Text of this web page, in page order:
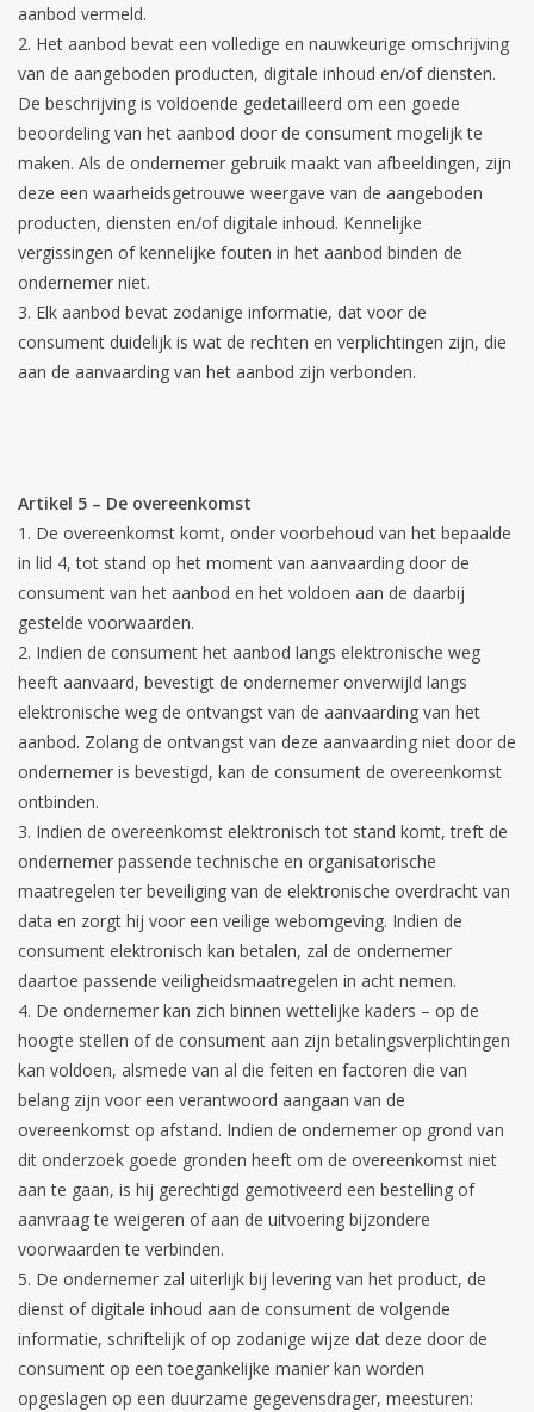
aanbod vermeld.
Het aanbod bevat een volledige en nauwkeurige omschrijving
van de aangeboden producten, digitale inhoud en/of diensten.
De beschrijving is voldoende gedetailleerd om een goede
beoordeling van het aanbod door de consument mogelijk te
maken. Als de ondernemer gebruik maakt van afbeeldingen, zijn
deze een waarheidsgetrouwe weergave van de aangeboden
producten, diensten en/of digitale inhoud. Kennelijke
vergissingen of kennelijke fouten in het aanbod binden de
ondernemer niet.
Elk aanbod bevat zodanige informatie, dat voor de
consument duidelijk is wat de rechten en verplichtingen zijn, die
aan de aanvaarding van het aanbod zijn verbonden.
Artikel 5 – De overeenkomst
De overeenkomst komt, onder voorbehoud van het bepaalde
in lid 4, tot stand op het moment van aanvaarding door de
consument van het aanbod en het voldoen aan de daarbij
gestelde voorwaarden.
Indien de consument het aanbod langs elektronische weg
heeft aanvaard, bevestigt de ondernemer onverwijld langs
elektronische weg de ontvangst van de aanvaarding van het
aanbod. Zolang de ontvangst van deze aanvaarding niet door de
ondernemer is bevestigd, kan de consument de overeenkomst
ontbinden.
Indien de overeenkomst elektronisch tot stand komt, treft de
ondernemer passende technische en organisatorische
maatregelen ter beveiliging van de elektronische overdracht van
data en zorgt hij voor een veilige webomgeving. Indien de
consument elektronisch kan betalen, zal de ondernemer
daartoe passende veiligheidsmaatregelen in acht nemen.
De ondernemer kan zich binnen wettelijke kaders – op de
hoogte stellen of de consument aan zijn betalingsverplichtingen
kan voldoen, alsmede van al die feiten en factoren die van
belang zijn voor een verantwoord aangaan van de
overeenkomst op afstand. Indien de ondernemer op grond van
dit onderzoek goede gronden heeft om de overeenkomst niet
aan te gaan, is hij gerechtigd gemotiveerd een bestelling of
aanvraag te weigeren of aan de uitvoering bijzondere
voorwaarden te verbinden.
De ondernemer zal uiterlijk bij levering van het product, de
dienst of digitale inhoud aan de consument de volgende
informatie, schriftelijk of op zodanige wijze dat deze door de
consument op een toegankelijke manier kan worden
opgeslagen op een duurzame gegevensdrager, meesturen: